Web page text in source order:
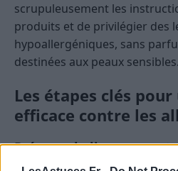
scrupuleusement les
produits et de privilégier des
hypoallergéniques, sans
destinées aux peaux sensibles.
Les étapes clés pour
efficace contre les
Préparer le linge